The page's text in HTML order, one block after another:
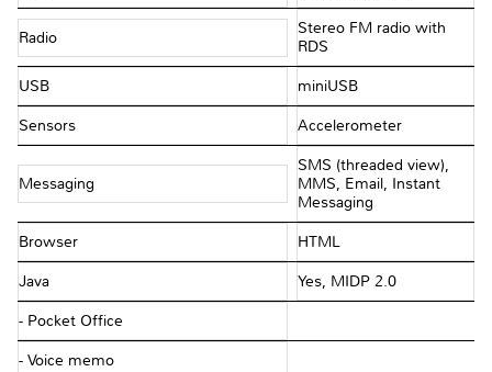
Radio
Stereo FM radio with
RDS
USB miniUSB
Sensors Accelerometer
Messaging
SMS (threaded view),
MMS, Email, Instant
Messaging
Browser HTML
Java Yes, MIDP 2.0
- Pocket Office
- Voice memo